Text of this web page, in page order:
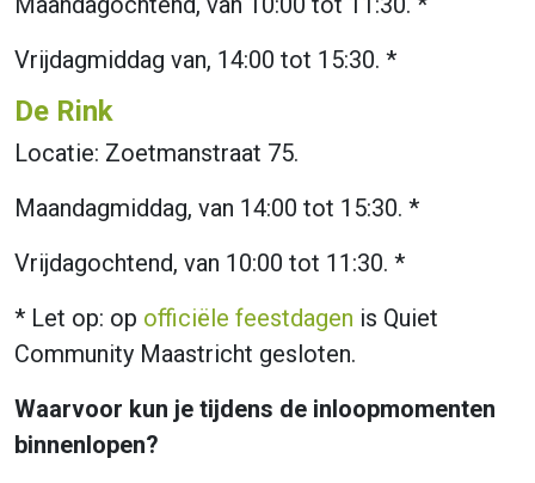
Vrijdagmiddag van, 14:00 tot 15:30. *
De Rink
Locatie: Zoetmanstraat 75.
Maandagmiddag, van 14:00 tot 15:30. *
Vrijdagochtend, van 10:00 tot 11:30. *
* Let op: op officiële feestdagen is Quiet
Community Maastricht gesloten.
Waarvoor kun je tijdens de inloopmomenten
binnenlopen?